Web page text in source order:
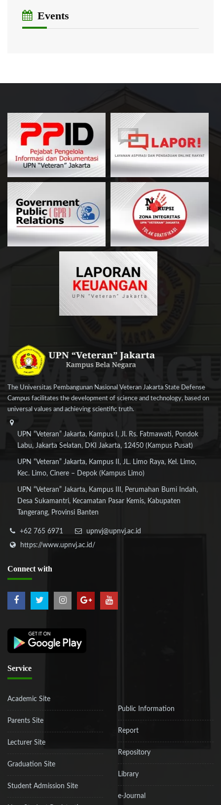
Events
The Universitas Pembangunan Nasional Veteran Jakarta State Defense
Campus facilitates the development of science and technology, based on
universal values and achieving scientific truth.
UPN “Veteran” Jakarta, Kampus I, Jl. Rs. Fatmawati, Pondok
Labu, Jakarta Selatan, DKI Jakarta, 12450 (Kampus Pusat)
UPN “Veteran” Jakarta, Kampus II, JL. Limo Raya, Kel. Limo,
Kec. Limo, Cinere – Depok (Kampus Limo)
UPN “Veteran” Jakarta, Kampus III, Perumahan Bumi Indah,
Desa Sukamantri, Kecamatan Pasar Kemis, Kabupaten
Tangerang, Provinsi Banten
+62 765 6971
upnvj@upnvj.ac.id
https://www.upnvj.ac.id/
Connect with
Service
Academic Site
Parents Site
Lecturer Site
Graduation Site
Student Admission Site
Public Information
Report
Repository
Library
e-Journal